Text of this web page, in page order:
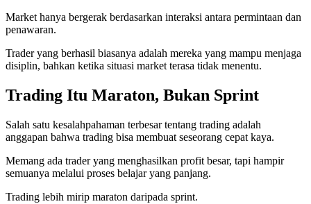
Market hanya bergerak berdasarkan interaksi antara permintaan dan
penawaran.
Trader yang berhasil biasanya adalah mereka yang mampu menjaga
disiplin, bahkan ketika situasi market terasa tidak menentu.
Trading Itu Maraton, Bukan Sprint
Salah satu kesalahpahaman terbesar tentang trading adalah
anggapan bahwa trading bisa membuat seseorang cepat kaya.
Memang ada trader yang menghasilkan profit besar, tapi hampir
semuanya melalui proses belajar yang panjang.
Trading lebih mirip maraton daripada sprint.